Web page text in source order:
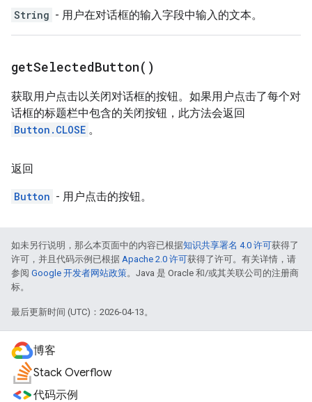
String - 用户在对话框的输入字段中输入的文本。
getSelectedButton( )
获取用户点击以关闭对话框的按钮。如果用户点击了每个对
话框的标题栏中包含的关闭按钮，此方法会返回
Button.CLOSE 。
返回
Button - 用户点击的按钮。
如未另行说明，那么本页面中的内容已根据知识共享署名 4.0 许可获得了
许可，并且代码示例已根据 Apache 2.0 许可获得了许可。有关详情，请
参阅 Google 开发者网站政策。Java 是 Oracle 和/或其关联公司的注册商
标。
最后更新时间 (UTC)：2026-04-13。
博客
Stack Overflow
代码示例